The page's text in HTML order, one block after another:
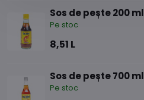
Sos de pește 200 ml
Pe stoc
8,51 L
Sos de pește 700 ml
Pe stoc